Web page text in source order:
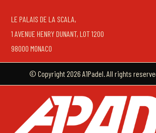
LE PALAIS DE LA SCALA,
1 AVENUE HENRY DUNANT, LOT 1200
98000 MONACO
© Copyright 2026 A1Padel. All rights